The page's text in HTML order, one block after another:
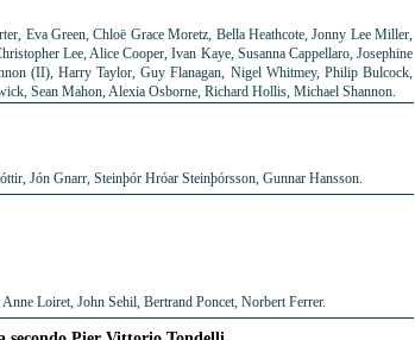
Eva Green, Chloë Grace Moretz, Bella Heathcote, Jonny Lee Miller,
Lee, Alice Cooper, Ivan Kaye, Susanna Cappellaro, Josephine
(II), Harry Taylor, Guy Flanagan, Nigel Whitmey, Philip Bulcock,
Sean Mahon, Alexia Osborne, Richard Hollis, Michael Shannon.
Jón Gnarr, Steinþór Hróar Steinþórsson, Gunnar Hansson.
Loiret, John Sehil, Bertrand Poncet, Norbert Ferrer.